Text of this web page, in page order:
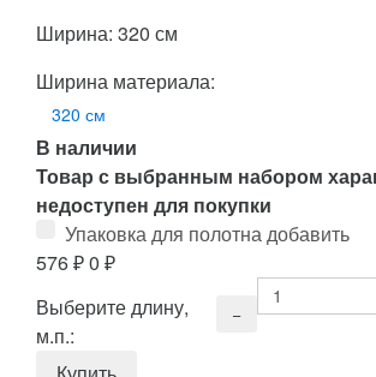
Ширина: 320 см
Ширина материала:
320 см
В наличии
Товар с выбранным набором
недоступен для покупки
Упаковка для полотна добавить
576₽0 ₽
Выберите длину,
м.п.: